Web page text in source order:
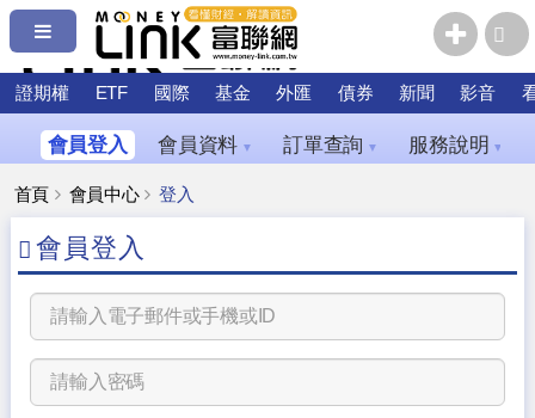
證期權 ETF 國際 基金 外匯 債券 新聞 影音
會員登入 會員資料 ▼ 訂單查詢 ▼ 服務說明 ▼
首頁 會員中心 登入
會員登入